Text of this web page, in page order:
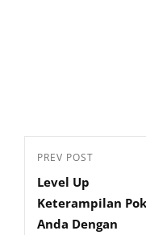
Post
navigation
Previous
Post
PREV POST
Level Up
Keterampilan
Anda Dengan